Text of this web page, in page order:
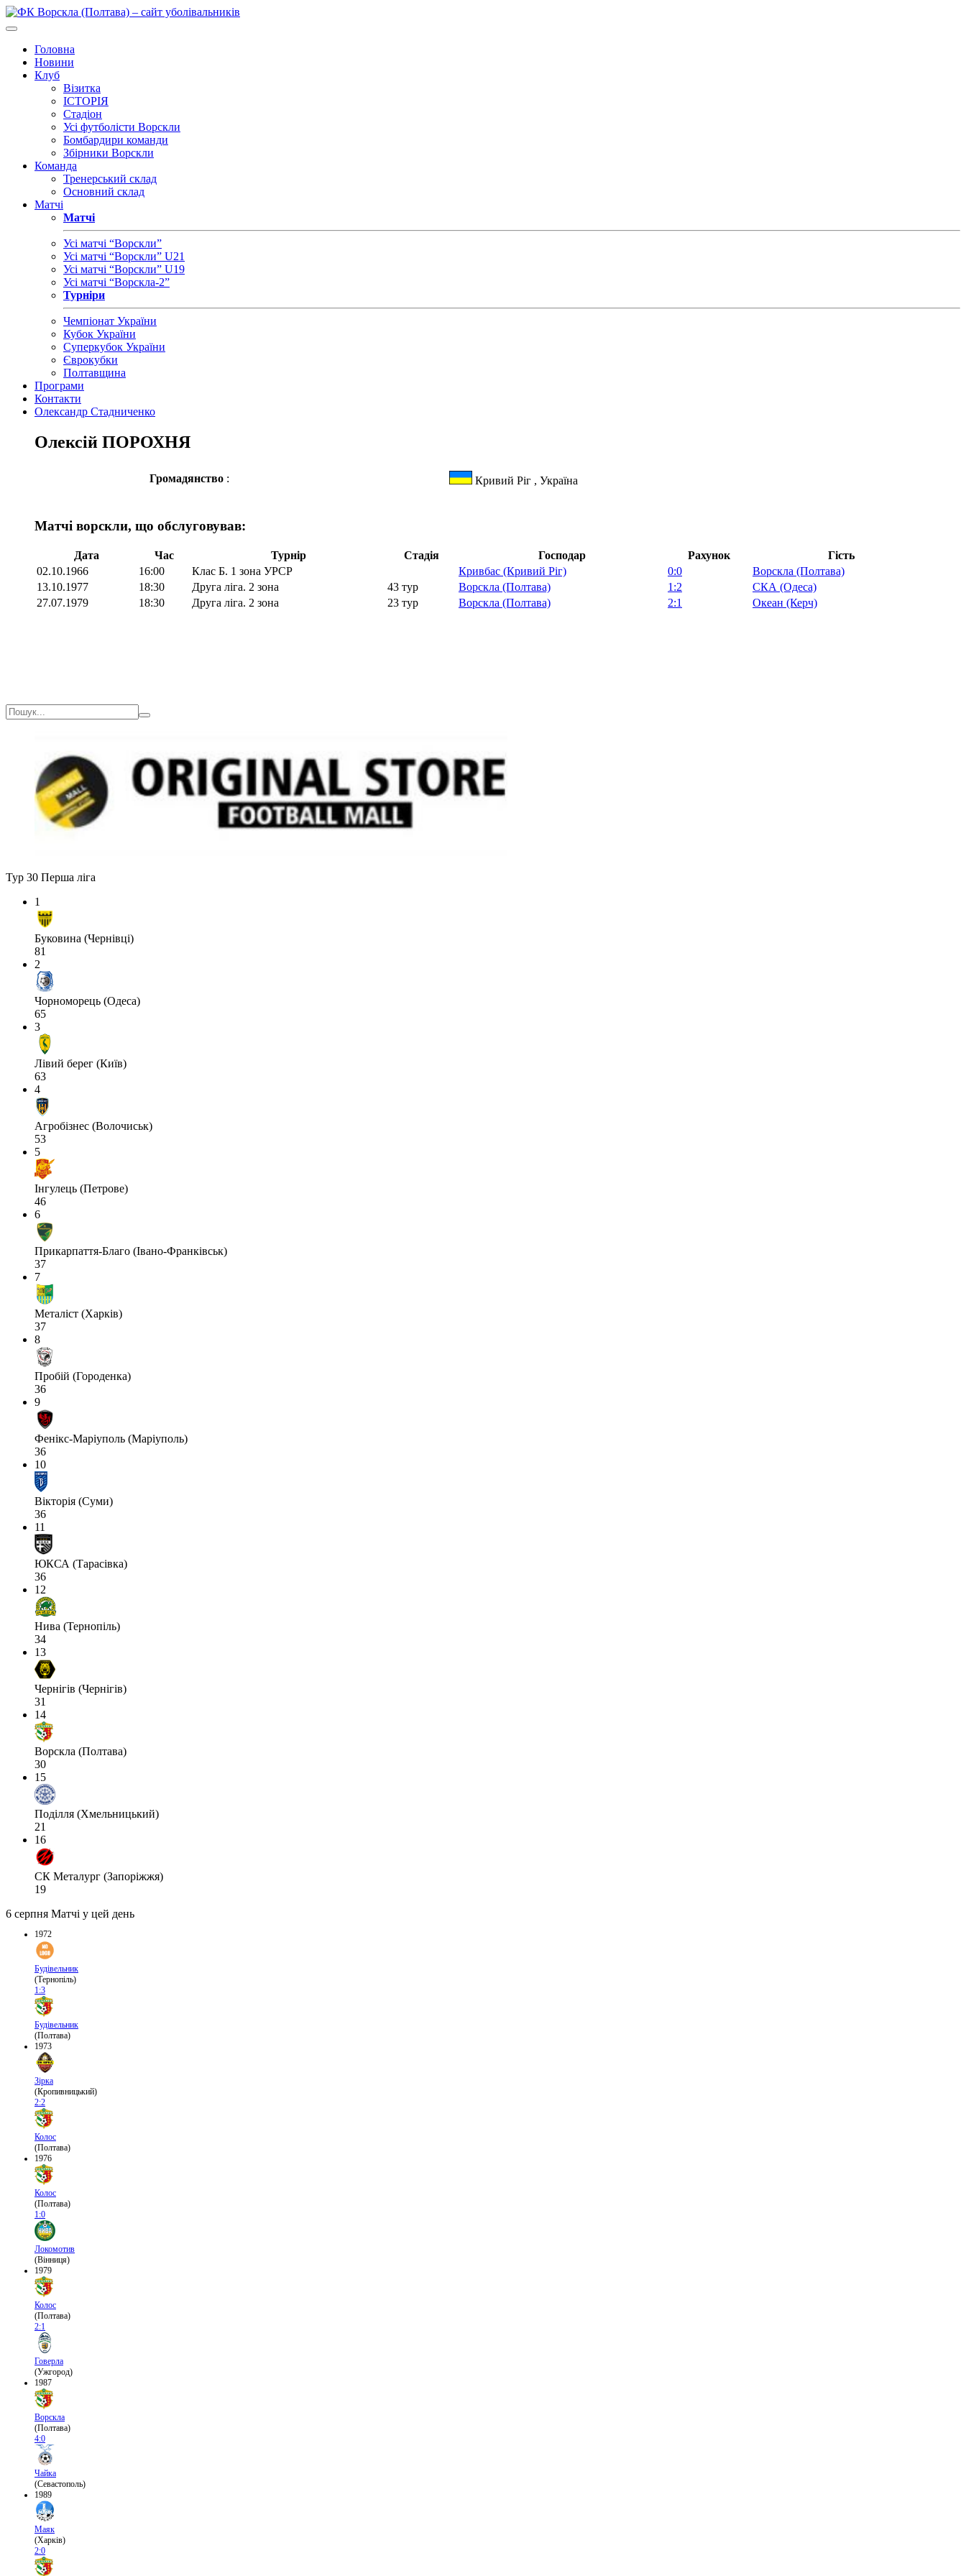
Головна
Новини
Клуб
Візитка
ІСТОРІЯ
Стадіон
Усі футболісти Ворскли
Бомбардири команди
Збірники Ворскли
Команда
Тренерський склад
Основний склад
Матчі
Матчі
Усі матчі “Ворскли”
Усі матчі “Ворскли” U21
Усі матчі “Ворскли” U19
Усі матчі “Ворскла-2”
Турніри
Чемпіонат України
Кубок України
Суперкубок України
Єврокубки
Полтавщина
Програми
Контакти
Олександр Стадниченко
Олексій ПОРОХНЯ
Громадянство : Кривий Ріг , Україна
Матчі ворскли, що обслуговував:
Дата Час Турнір Стадія Господар Рахунок
Гість
02.10.1966
16:00 Клас Б. 1 зона УРСР Кривбас (Кривий Ріг) 0:0
Ворскла (Полтава)
13.10.1977
18:30 Друга ліга. 2 зона 43 тур Ворскла (Полтава) 1:2
СКА (Одеса)
27.07.1979
18:30 Друга ліга. 2 зона 23 тур Ворскла (Полтава) 2:1 Океан (Керч)
Тур 30 Перша ліга
1
Буковина (Чернівці)
81
2
Чорноморець (Одеса)
65
3
Лівий берег (Київ)
63
4
Агробізнес (Волочиськ)
53
5
Інгулець (Петрове)
46
6
Прикарпаття-Благо (Івано-Франківськ)
37
7
Металіст (Харків)
37
8
Пробій (Городенка)
36
9
Фенікс-Маріуполь (Маріуполь)
36
10
Вікторія (Суми)
36
11
ЮКСА (Тарасівка)
36
12
Нива (Тернопіль)
34
13
Чернігів (Чернігів)
31
14
Ворскла (Полтава)
30
15
Поділля (Хмельницький)
21
16
СК Металург (Запоріжжя)
19
6 серпня Матчі у цей день
1972
Будівельник
(Тернопіль)
1:3
Будівельник
(Полтава)
1973
Зірка
(Кропивницький)
2:2
Колос
(Полтава)
1976
Колос
(Полтава)
1:0
Локомотив
(Вінниця)
1979
Колос
(Полтава)
2:1
Говерла
(Ужгород)
1987
Ворскла
(Полтава)
4:0
Чайка
(Севастополь)
1989
Маяк
(Харків)
2:0